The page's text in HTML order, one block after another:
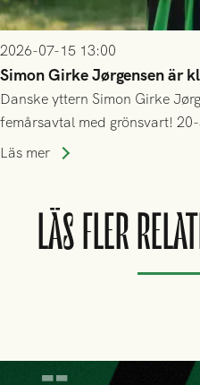
2026-07-15 13:00
Simon Girke Jørgensen är
Danske yttern Simon Girke
femårsavtal med grönsvart!
spel i färöiska Skála IF.
Läs mer
LÄS FLER